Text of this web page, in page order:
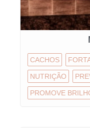
CACHOS
NUTRIÇÃO
PROMOVE